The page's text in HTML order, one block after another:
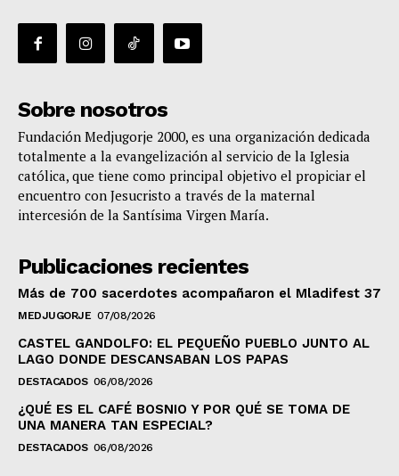
Sobre nosotros
Fundación Medjugorje 2000, es una organización dedicada
totalmente a la evangelización al servicio de la Iglesia
católica, que tiene como principal objetivo el propiciar el
encuentro con Jesucristo a través de la maternal
intercesión de la Santísima Virgen María.
Publicaciones recientes
Más de 700 sacerdotes acompañaron el Mladifest 37
MEDJUGORJE 07/08/2026
CASTEL GANDOLFO: EL PEQUEÑO PUEBLO JUNTO AL
LAGO DONDE DESCANSABAN LOS PAPAS
DESTACADOS 06/08/2026
¿QUÉ ES EL CAFÉ BOSNIO Y POR QUÉ SE TOMA DE
UNA MANERA TAN ESPECIAL?
DESTACADOS 06/08/2026